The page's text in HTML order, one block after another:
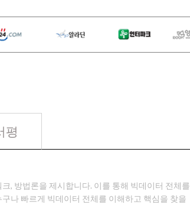
평
, 방법론을 제시합니다. 이를 통해 빅데이터 전체를
나 빠르게 빅데이터 전체를 이해하고 핵심을 찾을